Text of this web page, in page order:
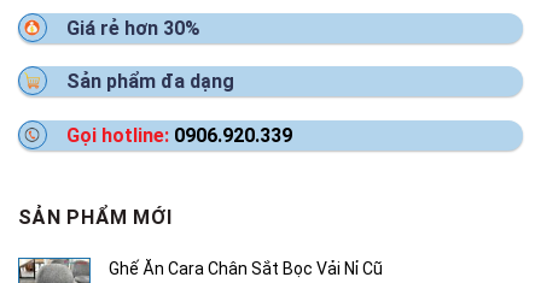
Giá rẻ hơn 30%
Sản phẩm đa dạng
Gọi hotline: 0906.920.339
SẢN PHẨM MỚI
Ghế Ăn Cara Chân Sắt Bọc Vải Nỉ Cũ